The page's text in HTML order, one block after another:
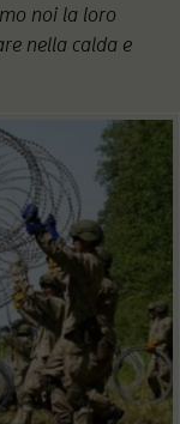
noi la loro
nella calda e